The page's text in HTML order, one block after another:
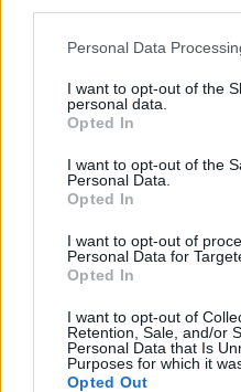
Please note that this
not limited to your visit or
grant or deny consent to
use your data for below
consent section.
Personal Data
I want to opt-out of the
personal data.
Opted In
I want to opt-out of the
Personal Data.
Opted In
I want to opt-out of
Personal Data for
Opted In
I want to opt-out of
Retention, Sale, and/or
Personal Data that Is
Purposes for which it
Opted Out
Ősrégen érintettem a
valami gyorsan
feszítő, enyhén csilis-